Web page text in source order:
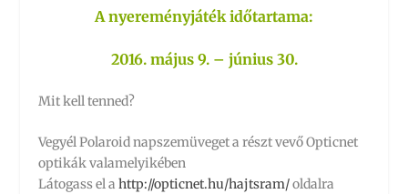
A nyereményjáték időtartama:
2016. május 9. – június 30.
Mit kell tenned?
Vegyél Polaroid napszemüveget a részt vevő Opticnet
optikák valamelyikében
Látogass el ahttp://opticnet.hu/hajtsram/oldalra